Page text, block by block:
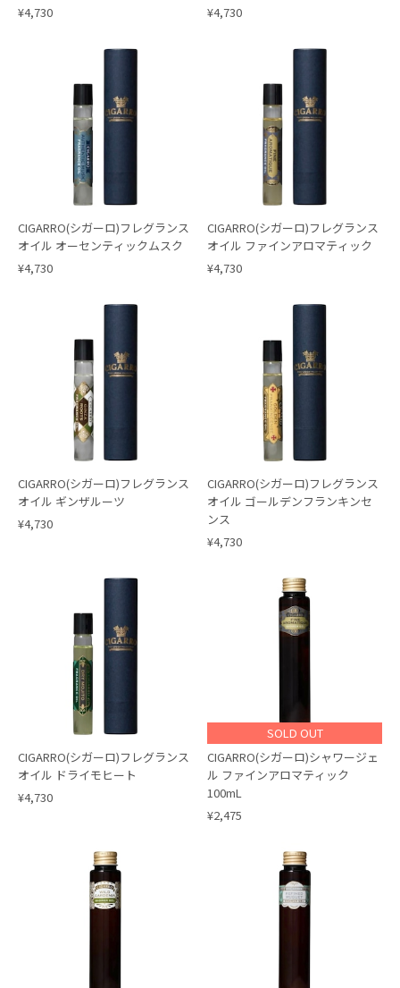
¥4,730
¥4,730
CIGARRO(シガーロ)フレグランス
オイル オーセンティックムスク
¥4,730
CIGARRO(シガーロ)フレグランス
オイル ファインアロマティック
¥4,730
CIGARRO(シガーロ)フレグランス
オイル ギンザルーツ
¥4,730
CIGARRO(シガーロ)フレグランス
オイル ゴールデンフランキンセ
ンス
¥4,730
CIGARRO(シガーロ)フレグランス
オイル ドライモヒート
¥4,730
SOLD OUT
CIGARRO(シガーロ)シャワージェ
ル ファインアロマティック
100mL
¥2,475